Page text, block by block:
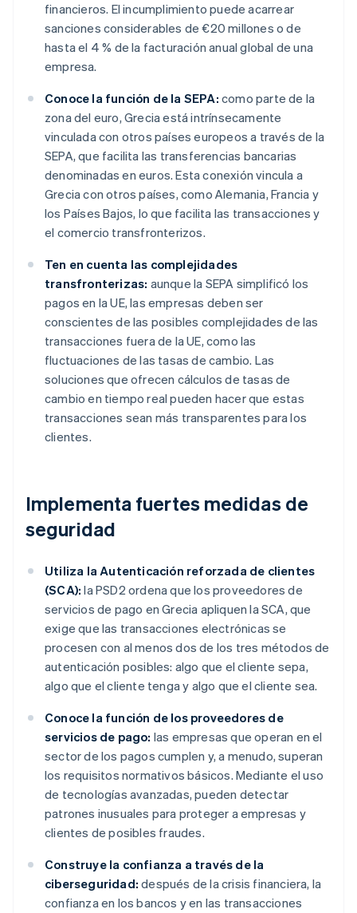
financieros. El incumplimiento puede acarrear
sanciones considerables de €20 millones o de
hasta el 4 % de la facturación anual global de una
empresa.
Conoce la función de la SEPA: como parte de la
zona del euro, Grecia está intrínsecamente
vinculada con otros países europeos a través de la
SEPA, que facilita las transferencias bancarias
denominadas en euros. Esta conexión vincula a
Grecia con otros países, como Alemania, Francia y
los Países Bajos, lo que facilita las transacciones y
el comercio transfronterizos.
Ten en cuenta las complejidades
transfronterizas: aunque la SEPA simplificó los
pagos en la UE, las empresas deben ser
conscientes de las posibles complejidades de las
transacciones fuera de la UE, como las
fluctuaciones de las tasas de cambio. Las
soluciones que ofrecen cálculos de tasas de
cambio en tiempo real pueden hacer que estas
transacciones sean más transparentes para los
clientes.
Implementa fuertes medidas de
seguridad
Utiliza la Autenticación reforzada de clientes
(SCA): la PSD2 ordena que los proveedores de
servicios de pago en Grecia apliquen la SCA, que
exige que las transacciones electrónicas se
procesen con al menos dos de los tres métodos de
autenticación posibles: algo que el cliente sepa,
algo que el cliente tenga y algo que el cliente sea.
Conoce la función de los proveedores de
servicios de pago: las empresas que operan en el
sector de los pagos cumplen y, a menudo, superan
los requisitos normativos básicos. Mediante el uso
de tecnologías avanzadas, pueden detectar
patrones inusuales para proteger a empresas y
clientes de posibles fraudes.
Construye la confianza a través de la
ciberseguridad: después de la crisis financiera, la
confianza en los bancos y en las transacciones